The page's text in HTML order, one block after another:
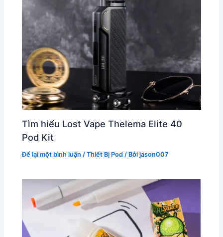
Tìm hiểu Lost Vape Thelema Elite 40
Pod Kit
Để lại một bình luận /Thiết Bị Pod / Bởijason007